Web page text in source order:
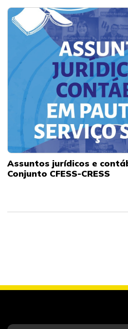
Assuntos jurídicos e
Conjunto CFESS-CRESS